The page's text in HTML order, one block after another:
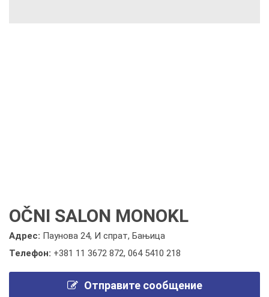
OČNI SALON MONOKL
Адрес: Паунова 24, И спрат, Бањица
Телефон: +381 11 3672 872, 064 5410 218
Отправите сообщение